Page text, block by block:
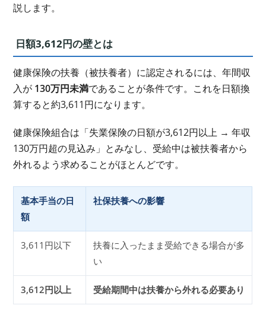
説します。
日額3,612円の壁とは
健康保険の扶養（被扶養者）に認定されるには、年間収
入が 130万円未満であることが条件です。これを日額換
算すると約3,611円になります。
健康保険組合は「失業保険の日額が3,612円以上 → 年収
130万円超の見込み」とみなし、受給中は被扶養者から
外れるよう求めることがほとんどです。
基本手当の日
額
社保扶養への影響
3,611円以下
扶養に入ったまま受給できる場合が多
い
3,612円以上 受給期間中は扶養から外れる必要あり